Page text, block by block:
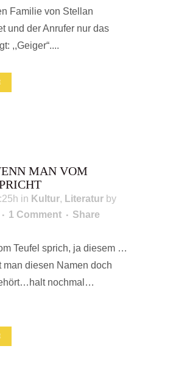
Familie von Stellan
und der Anrufer nur das
,,Geiger“....
MAN VOM
in Kultur, Literatur by
1 Comment Share
Teufel sprich, ja diesem …
man diesen Namen doch
nochmal…